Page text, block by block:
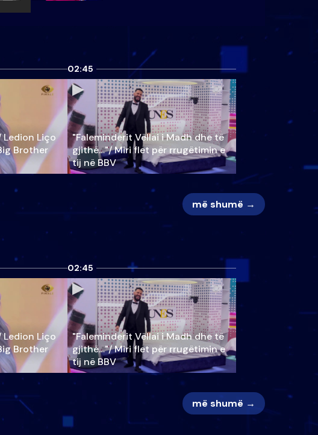
Ledion Liço
Brother
02:45
"Faleminderit Vëllai i Madh dhe të
gjithë…"/ Miri flet për rrugëtimin e
tij në BBV
më shumë →
Ledion Liço
Brother
02:45
"Faleminderit Vëllai i Madh dhe të
gjithë…"/ Miri flet për rrugëtimin e
tij në BBV
më shumë →